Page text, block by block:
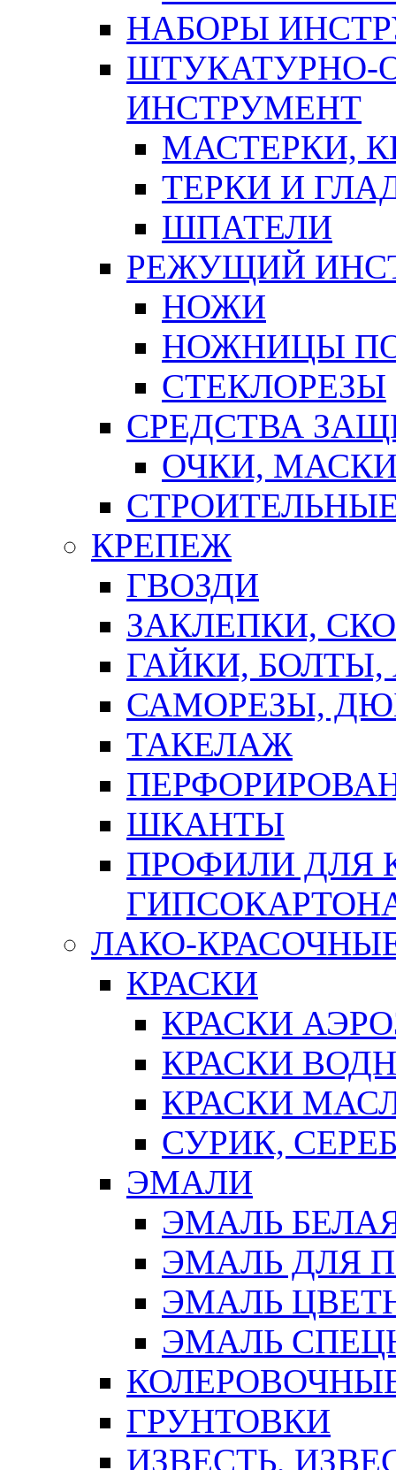
НАБОРЫ
ШТУКАТУРНО-
ИНСТРУМЕНТ
МАСТЕРКИ,
ТЕРКИ И
ШПАТЕЛИ
РЕЖУЩИЙ
НОЖИ
НОЖНИЦЫ
СТЕКЛОРЕЗЫ
СРЕДСТВА
ОЧКИ,
КРЕПЕЖ
ГВОЗДИ
ЗАКЛЕПКИ,
ГАЙКИ,
САМОРЕЗЫ,
ТАКЕЛАЖ
ШКАНТЫ
ПРОФИЛИ ДЛЯ
ЛАКО-
КРАСКИ
КРАСКИ
КРАСКИ
КРАСКИ
СУРИК,
ЭМАЛИ
ЭМАЛЬ
ЭМАЛЬ ДЛЯ
ЭМАЛЬ
ЭМАЛЬ
ГРУНТОВКИ
ИЗВЕСТЬ,